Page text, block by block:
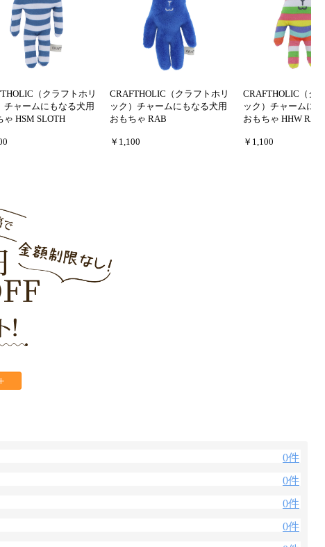
（クラフトホリ
チャームにもなる犬用
ゃ HSM SLOTH
CRAFTHOLIC（クラフトホリ
ック）チャームにもなる犬用
おもちゃ RAB
￥1,100
CRAFTHOLIC（ク
ック）チャームに
おもちゃ HHW RAB
￥1,100
0件
0件
0件
0件